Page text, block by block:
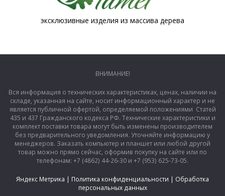
эксклюзивные изделия из массива дерева
ВНИМАНИЕ!
Вся информация о технических характеристиках, ценах, наличии на
складе, указанная на сайте, носит информационный характер и не
является публичной офертой, определяемой положениями Статей
435 и 437 Гражданского кодекса РФ. Технические характеристики и
комплект поставки товара могут быть изменены производителем
без предварительного уведомления. Уточняйте информацию у
менеджеров. Заказать компьютер и планшет или любой другой
товар можно прямо сейчас, оформив покупку на сайте или по
телефонам: +7 (4862) 44-26-30 и +7 (953) 625-73-05.
Яндекс Метрика | Политика конфиденциальности | Обработка
персональных данных